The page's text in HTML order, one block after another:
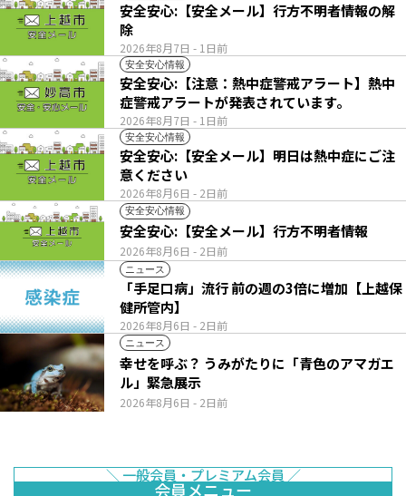
2026年8月7日 - 1日前
安全安心:【安全メール】行方不明者情報の解
除
安全安心情報
2026年8月7日 - 1日前
安全安心:【注意：熱中症警戒アラート】熱中
症警戒アラートが発表されています。
安全安心情報
2026年8月6日 - 2日前
安全安心:【安全メール】明日は熱中症にご注
意ください
安全安心情報
2026年8月6日 - 2日前
安全安心:【安全メール】行方不明者情報
ニュース
2026年8月6日 - 2日前
「手足口病」流行 前の週の3倍に増加【上越保
健所管内】
ニュース
2026年8月6日 - 2日前
幸せを呼ぶ？ うみがたりに「青色のアマガエ
ル」緊急展示